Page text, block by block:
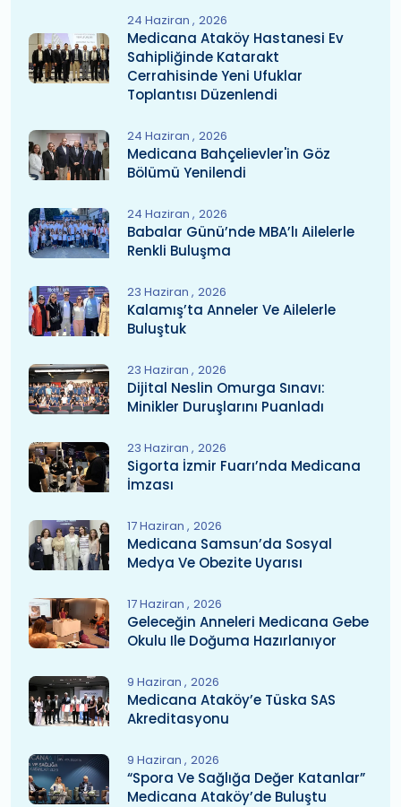
24 Haziran 2026
Medicana Ataköy Hastanesi Ev
Sahipliğinde Katarakt
Cerrahisinde Yeni Ufuklar
Toplantısı Düzenlendi
24 Haziran 2026
Medicana Bahçelievler'in Göz
Bölümü Yenilendi
24 Haziran 2026
Babalar Günü’nde MBA’lı Ailelerle
Renkli Buluşma
23 Haziran 2026
Kalamış’ta Anneler Ve Ailelerle
Buluştuk
23 Haziran 2026
Dijital Neslin Omurga Sınavı:
Minikler Duruşlarını Puanladı
23 Haziran 2026
Sigorta İzmir Fuarı’nda Medicana
İmzası
17 Haziran 2026
Medicana Samsun’da Sosyal
Medya Ve Obezite Uyarısı
17 Haziran 2026
Geleceğin Anneleri Medicana Gebe
Okulu Ile Doğuma Hazırlanıyor
9 Haziran 2026
Medicana Ataköy’e Tüska SAS
Akreditasyonu
9 Haziran 2026
“Spora Ve Sağlığa Değer Katanlar”
Medicana Ataköy’de Buluştu